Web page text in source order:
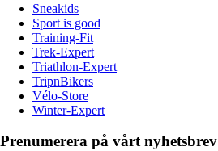
Sneakids
Sport is good
Training-Fit
Trek-Expert
Triathlon-Expert
TripnBikers
Vélo-Store
Winter-Expert
Prenumerera på vårt nyhetsbrev